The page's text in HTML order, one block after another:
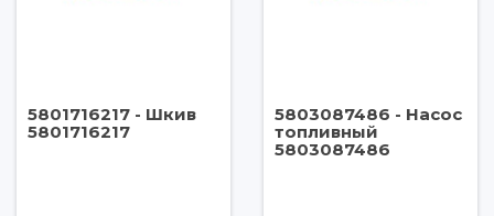
5801716217 - Шкив
5801716217
5803087486 - Насос
топливный
5803087486